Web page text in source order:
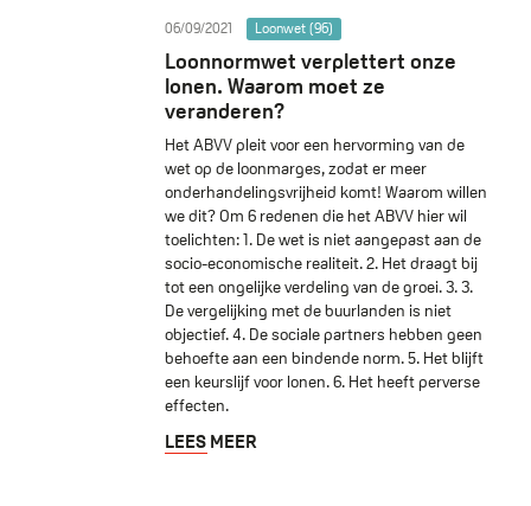
06/09/2021 Loonwet (96)
Loonnormwet verplettert onze
lonen. Waarom moet ze
veranderen?
Het ABVV pleit voor een hervorming van de
wet op de loonmarges, zodat er meer
onderhandelingsvrijheid komt! Waarom willen
we dit? Om 6 redenen die het ABVV hier wil
toelichten: 1. De wet is niet aangepast aan de
socio-economische realiteit. 2. Het draagt bij
tot een ongelijke verdeling van de groei. 3. 3.
De vergelijking met de buurlanden is niet
objectief. 4. De sociale partners hebben geen
behoefte aan een bindende norm. 5. Het blijft
een keurslijf voor lonen. 6. Het heeft perverse
effecten.
LEES MEER